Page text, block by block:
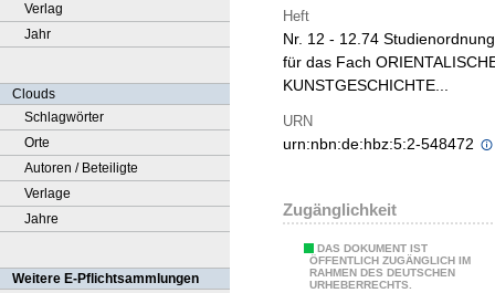
Verlag
Jahr
Clouds
Schlagwörter
Orte
Autoren / Beteiligte
Verlage
Jahre
Weitere E-Pflichtsammlungen
Heft
Nr. 12 - 12.74 Studienordnung
für das Fach
KUNSTGESCHICHTE...
URN
urn:nbn:de:hbz:5:2-548472
Zugänglichkeit
DAS DOKUMENT IST
ÖFFENTLICH ZUGÄNGLICH IM
RAHMEN DES DEUTSCHEN
URHEBERRECHTS.